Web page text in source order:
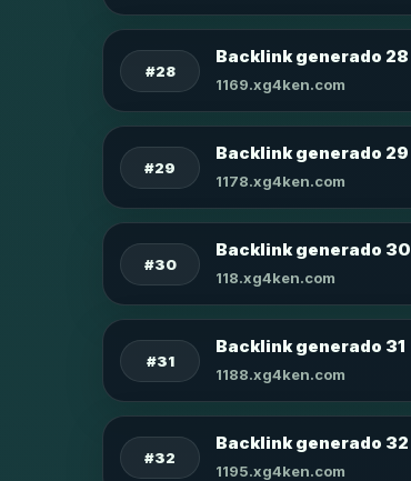
#28
Backlink generado 28
1169.xg4ken.com
#29
Backlink generado 29
1178.xg4ken.com
#30
Backlink generado 30
118.xg4ken.com
#31
Backlink generado 31
1188.xg4ken.com
#32
Backlink generado 32
1195.xg4ken.com